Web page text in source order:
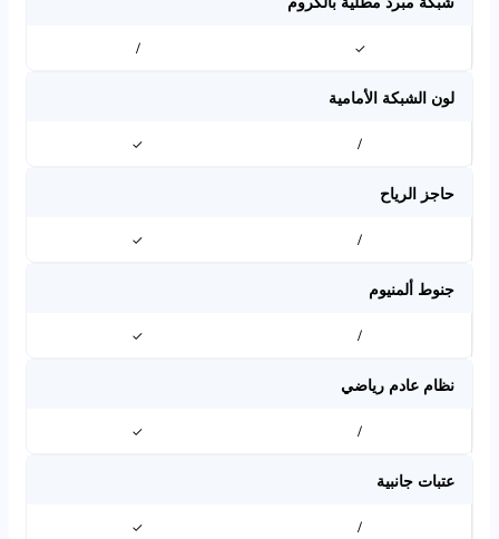
✓
/
لون الشبكة الأمامية
/
✓
حاجز الرياح
/
✓
جنوط ألمنيوم
/
✓
نظام عادم رياضي
/
✓
عتبات جانبية
/
✓